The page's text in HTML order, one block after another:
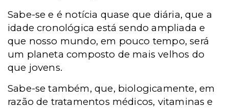
Sabe-se e é notícia quase que diária, que a
idade cronológica está sendo ampliada e
que nosso mundo, em pouco tempo, será
um planeta composto de mais velhos do
que jovens.
Sabe-se também, que, biologicamente, em
razão de tratamentos médicos, vitaminas e